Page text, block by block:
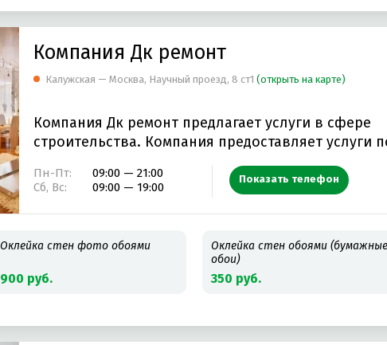
Компания Дк ремонт
Калужская — Москва, Научный проезд, 8 ст1 (открыть на карте)
Компания Дк ремонт предлагает услуги в сфере
строительства. Компания предоставляет услуги по
Пн-Пт:
09:00 — 21:00
Сб, Вс:
09:00 — 19:00 Показать телефон
Оклейка стен фото обоями
900 руб.
Оклейка стен обоями (бумажные
обои)
350 руб.